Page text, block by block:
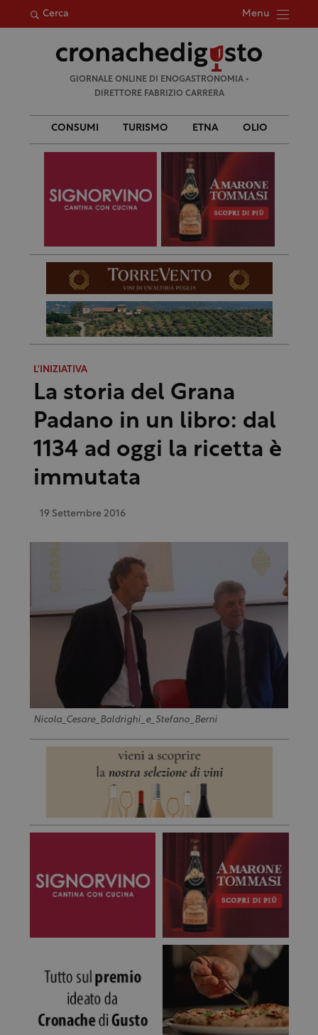
Cerca Menu
per:
GIORNALE ONLINE DI ENOGASTRONOMIA •
DIRETTORE FABRIZIO CARRERA
CONSUMI TURISMO ETNA OLIO
L'INIZIATIVA
La storia del Grana
Padano in un libro: dal
1134 ad oggi la ricetta è
immutata
19 Settembre 2016
Nicola_Cesare_Baldrighi_e_Stefano_Berni